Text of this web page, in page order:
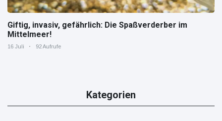
Giftig, invasiv, gefährlich: Die Spaßverderber im
Mittelmeer!
16 Juli 92 Aufrufe
Kategorien